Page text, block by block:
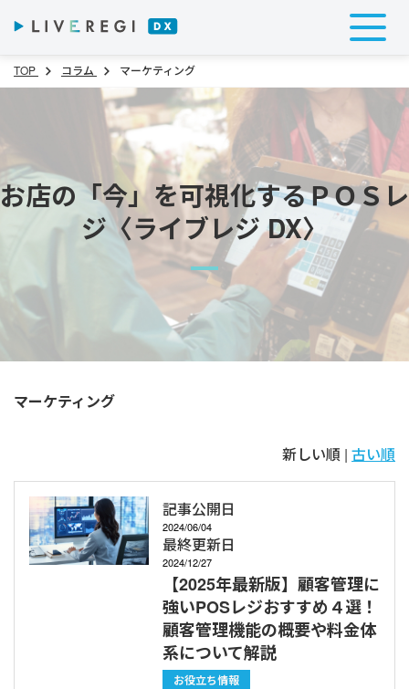
TOP コラム マーケティング
お店の「今」を可視化するＰＯＳレ
ジ〈ライブレジ DX〉
マーケティング
新しい順 | 古い順
記事公開日
2024/06/04
最終更新日
2024/12/27
【2025年最新版】顧客管理に
強いPOSレジおすすめ４選！
顧客管理機能の概要や料金体
系について解説
お役立ち情報